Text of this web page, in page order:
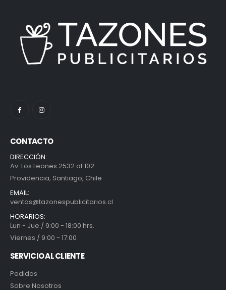
CONTACTO
DIRECCIÓN:
Av. Los Leones 2532 of 102
Providencia, Santiago, Chile
EMAIL:
ventas@tazonespublicitarios.cl
HORARIOS:
Lun - Jue / 9:00 - 18:00 hrs.
Viernes / 9:00 - 17:00
SERVICIO AL CLIENTE
Pedidos
Sobre Nosotros